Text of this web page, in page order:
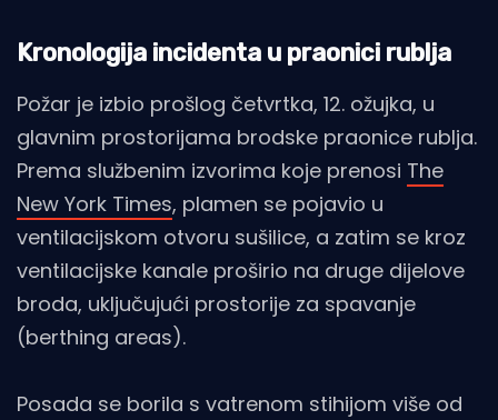
Kronologija incidenta u praonici rublja
Požar je izbio prošlog četvrtka, 12. ožujka, u
glavnim prostorijama brodske praonice rublja.
Prema službenim izvorima koje prenosi The
New York Times, plamen se pojavio u
ventilacijskom otvoru sušilice, a zatim se kroz
ventilacijske kanale proširio na druge dijelove
broda, uključujući prostorije za spavanje
(berthing areas).
Posada se borila s vatrenom stihijom više od